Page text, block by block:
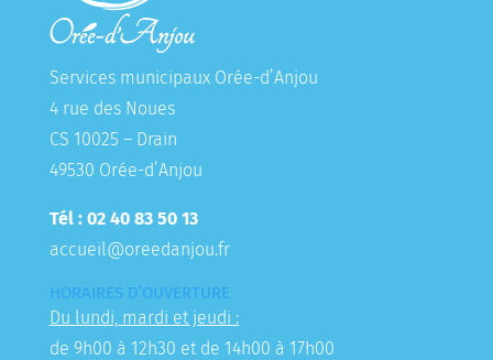
Services municipaux Orée-d’Anjou
4 rue des Noues
CS 10025 – Drain
49530 Orée-d’Anjou
Tél : 02 40 83 50 13
accueil@oreedanjou.fr
HORAIRES D’OUVERTURE
Du lundi, mardi et jeudi :
de 9h00 à 12h30 et de 14h00 à 17h00